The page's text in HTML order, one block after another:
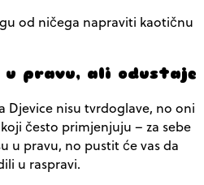
od ničega napraviti kaotičnu
u pravu, ali odustaje
Djevice nisu tvrdoglave, no oni
često primjenjuju – za sebe
u pravu, no pustit će vas da
u raspravi.